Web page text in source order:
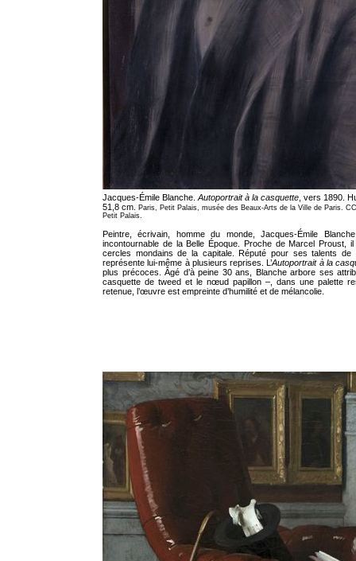
Jacques-Émile Blanche.Autoportrait à la casquette, vers 1890.
51,8 cm. Paris, Petit Palais, musée des Beaux-Arts de la Ville de Paris.
Petit Palais.
Peintre, écrivain, homme du monde, Jacques-Émile
incontournable de la Belle Époque. Proche de Marcel Proust,
cercles mondains de la capitale. Réputé pour ses talents de
représente lui-même à plusieurs reprises. L’Autoportrait à la
plus précoces. Âgé d’à peine 30 ans, Blanche arbore ses
casquette de tweed et le nœud papillon –, dans une palette
retenue, l’œuvre est empreinte d’humilité et de mélancolie.